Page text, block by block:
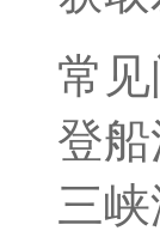
常
登
三